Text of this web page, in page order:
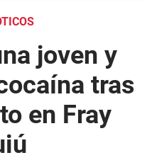
joven y
tras
en Fray